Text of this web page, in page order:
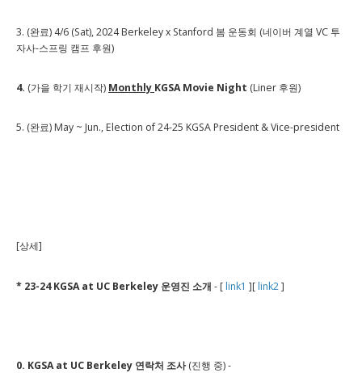
3. (완료) 4/6 (Sat), 2024 Berkeley x Stanford 봄 운동회 (네이버 계열 VC 투
자사-스프링 캠프 후원)
4. (가을 학기 재시작) Monthly KGSA Movie Night (Liner 후원)
5. (완료) May ~ Jun., Election of 24-25 KGSA President & Vice-president
[상세]
* 23-24 KGSA at UC Berkeley 운영진 소개 - [link1 ][link2]
0. KGSA at UC Berkeley 연락처 조사(진행 중) -